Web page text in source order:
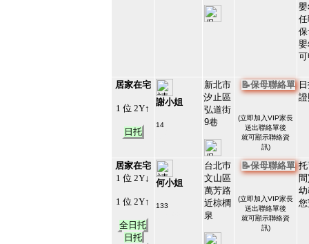
居家在宅
1 位 2Y↑
日托
謝小姐
14
新北市
汐止區
弘道街
9巷
📝保母聯絡單
(立即加入VIP家長
送出聯絡單後
就可顯示聯絡資
訊)
居家在宅
1 位 2Y↓
1 位 2Y↑
全日托
日托
何小姐
133
台北巿
文山區
萬芳路
近棕櫚
泉
📝保母聯絡單
(立即加入VIP家長
送出聯絡單後
就可顯示聯絡資
訊)